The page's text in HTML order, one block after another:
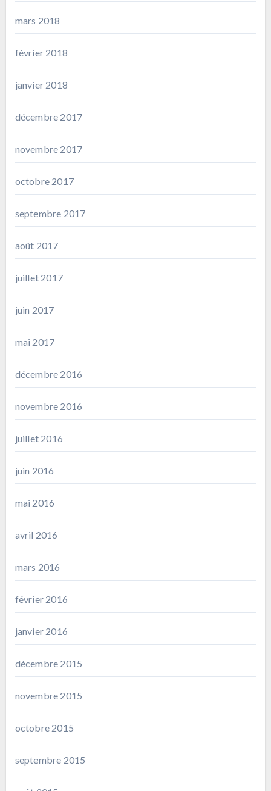
mars 2018
février 2018
janvier 2018
décembre 2017
novembre 2017
octobre 2017
septembre 2017
août 2017
juillet 2017
juin 2017
mai 2017
décembre 2016
novembre 2016
juillet 2016
juin 2016
mai 2016
avril 2016
mars 2016
février 2016
janvier 2016
décembre 2015
novembre 2015
octobre 2015
septembre 2015